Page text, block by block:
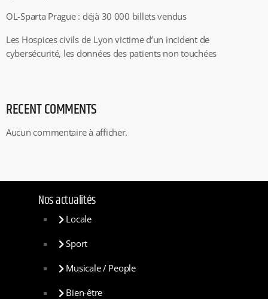
OL-Sparta Prague : déjà 30 000 billets vendus
Les Hospices civils de Lyon victime d’un incident de
cybersécurité, les données des patients non touchées
RECENT COMMENTS
Aucun commentaire à afficher.
Nos actualités
Locale
Sport
Musicale / People
Bien-être